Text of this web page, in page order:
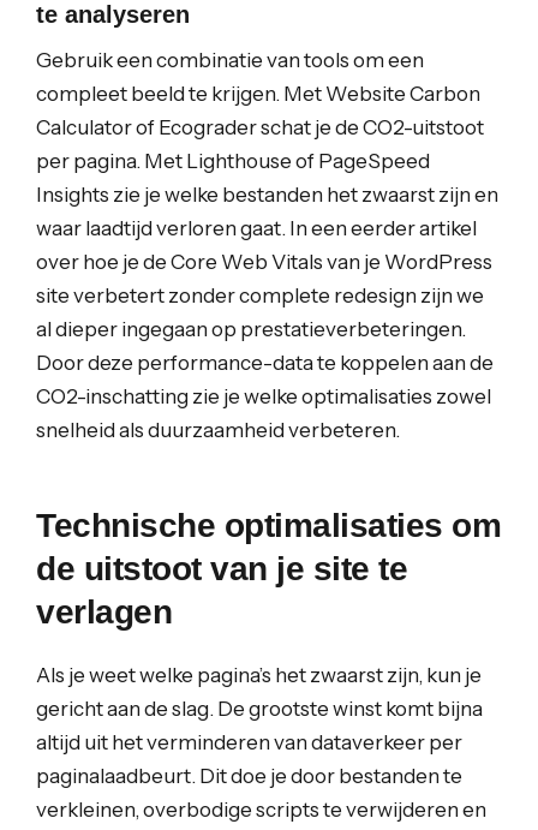
te analyseren
Gebruik een combinatie van tools om een
compleet beeld te krijgen. Met Website Carbon
Calculator of Ecograder schat je de CO2-uitstoot
per pagina. Met Lighthouse of PageSpeed
Insights zie je welke bestanden het zwaarst zijn en
waar laadtijd verloren gaat. In een eerder artikel
over hoe je de Core Web Vitals van je WordPress
site verbetert zonder complete redesign zijn we
al dieper ingegaan op prestatieverbeteringen.
Door deze performance-data te koppelen aan de
CO2-inschatting zie je welke optimalisaties zowel
snelheid als duurzaamheid verbeteren.
Technische optimalisaties om
de uitstoot van je site te
verlagen
Als je weet welke pagina’s het zwaarst zijn, kun je
gericht aan de slag. De grootste winst komt bijna
altijd uit het verminderen van dataverkeer per
paginalaadbeurt. Dit doe je door bestanden te
verkleinen, overbodige scripts te verwijderen en